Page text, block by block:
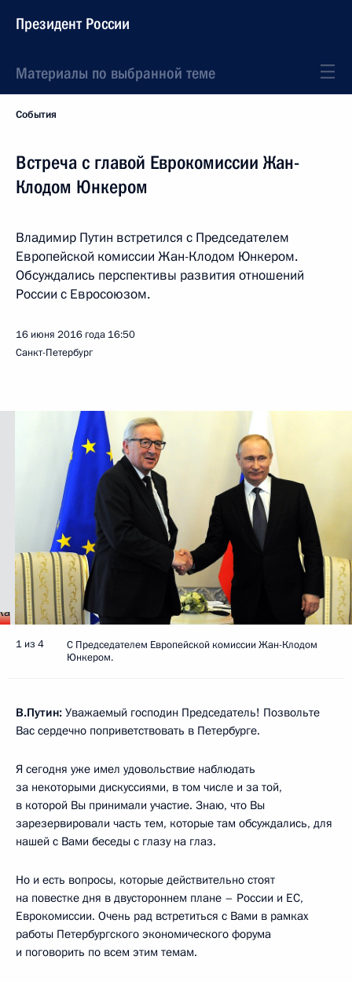
Президент России
Материалы по выбранной теме
События
Встреча с главой Еврокомиссии Жан-
Клодом Юнкером
Владимир Путин встретился с Председателем
Европейской комиссии Жан-Клодом Юнкером.
Обсуждались перспективы развития отношений
России с Евросоюзом.
16 июня 2016 года 16:50
Санкт-Петербург
1 из 4
С Председателем Европейской комиссии Жан-Клодом
Юнкером.
В.Путин: Уважаемый господин Председатель! Позвольте
Вас сердечно поприветствовать в Петербурге.
Я сегодня уже имел удовольствие наблюдать
за некоторыми дискуссиями, в том числе и за той,
в которой Вы принимали участие. Знаю, что Вы
зарезервировали часть тем, которые там обсуждались, для
нашей с Вами беседы с глазу на глаз.
Но и есть вопросы, которые действительно стоят
на повестке дня в двустороннем плане – России и ЕС,
Еврокомиссии. Очень рад встретиться с Вами в рамках
работы Петербургского экономического форума
и поговорить по всем этим темам.